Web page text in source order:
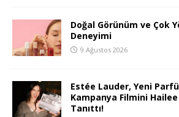
Doğal Görünüm ve Çok
Deneyimi
9 Ağustos 2026
Estée Lauder, Yeni
Kampanya Filmini
Tanıttı!